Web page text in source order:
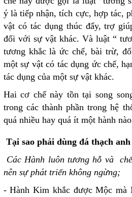
ý là tiếp nhận, tích cực, hợp tác,
vật có tác dụng thúc đẩy, trợ
đối với sự vật khác. Và luật “
tương khắc là ức chế, bài trừ,
một sự vật có tác dụng ức chế,
tác dụng của một sự vật khác.
Hai cơ chế này tồn tại song
trong các thành phần trong hệ
quá nhiều hay quá ít một hành
Tại sao phải dùng đá thạch
Các Hành luôn tương hỗ và
nên sự phát triển không ngừng;
- Hành Kim khắc được Mộc mà